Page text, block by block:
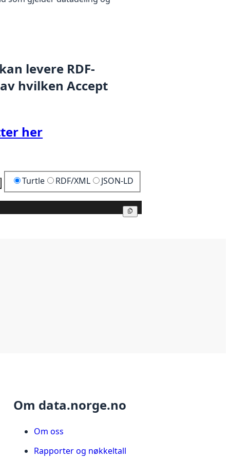
levere RDF-
hvilken Accept
her
Kopier Turtle RDF/XML JSON-LD
Om data.norge.no
Om oss
Rapporter og nøkkeltall